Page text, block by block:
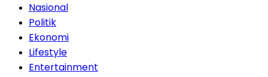
Nasional
Politik
Ekonomi
Lifestyle
Entertainment